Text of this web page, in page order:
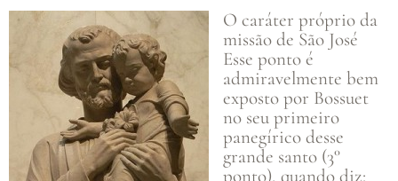
O caráter próprio da
missão de São José
Esse ponto é
admiravelmente bem
exposto por Bossuet
no seu primeiro
panegírico desse
grande santo (3°
ponto), quando diz: